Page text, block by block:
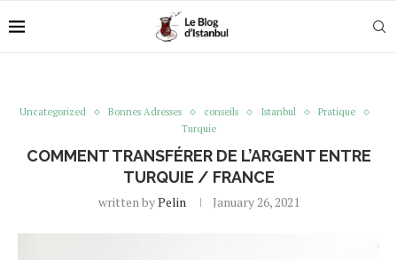
Uncategorized Bonnes Adresses conseils Istanbul
Pratique
Turquie
COMMENT TRANSFÉRER DE L’ARGENT ENTRE
TURQUIE / FRANCE
written byPelin January 26, 2021